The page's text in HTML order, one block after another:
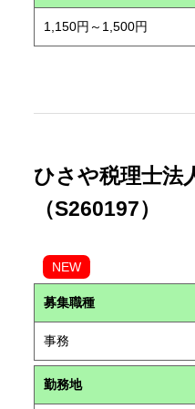
1,150円～1,500円
ひさや税理士
（S260197）
NEW
募集職種
事務
勤務地